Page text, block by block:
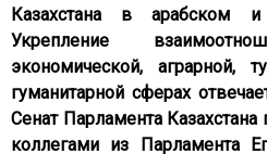
Казахстана в арабском
Укрепление
экономической, аграрной,
гуманитарной сферах
Сенат Парламента Казахстана
коллегами из Парламента